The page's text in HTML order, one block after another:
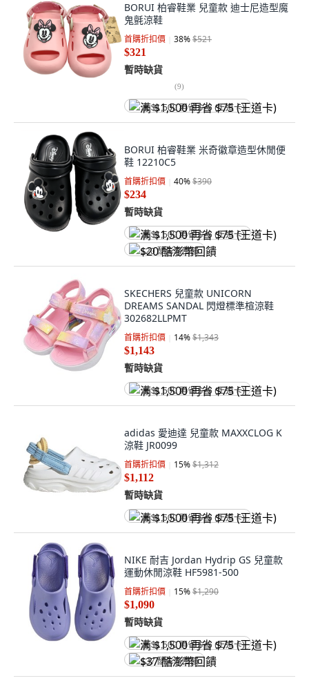
BORUI 柏睿鞋業 兒童款 迪士尼造型魔
鬼氈涼鞋
首購折扣價 38%$521
$321
暫時缺貨
(9)
满 $1,500 再省 $75 (王道卡)
BORUI 柏睿鞋業 米奇徽章造型休閒便
鞋 12210C5
首購折扣價 40%$390
$234
暫時缺貨
满 $1,500 再省 $75 (王道卡)
$20 酷澎幣回饋
SKECHERS 兒童款 UNICORN
DREAMS SANDAL 閃燈標準楦涼鞋
302682LLPMT
首購折扣價 14%$1,343
$1,143
暫時缺貨
满 $1,500 再省 $75 (王道卡)
adidas 愛迪達 兒童款 MAXXCLOG K
涼鞋 JR0099
首購折扣價 15%$1,312
$1,112
暫時缺貨
满 $1,500 再省 $75 (王道卡)
NIKE 耐吉 Jordan Hydrip GS 兒童款
運動休閒涼鞋 HF5981-500
首購折扣價 15%$1,290
$1,090
暫時缺貨
满 $1,500 再省 $75 (王道卡)
$37 酷澎幣回饋